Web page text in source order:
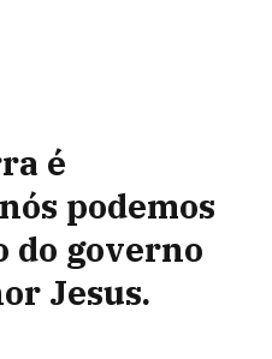
é
podemos
do governo
Jesus.